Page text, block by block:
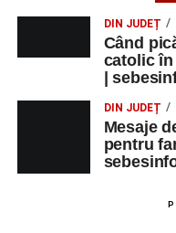
DIN JUDEȚ
Când
catolic în
|
DIN JUDEȚ
Mesaje
pentru